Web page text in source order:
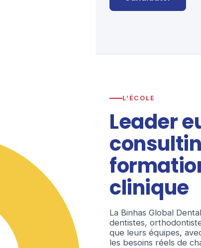
L’ÉCOLE
Leader
clinique
La Binhas Global
dentistes,
que leurs équipes,
les besoins réels de